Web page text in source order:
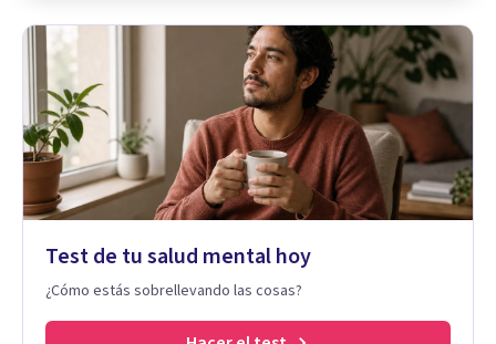
Test de tu salud mental hoy
¿Cómo estás sobrellevando las cosas?